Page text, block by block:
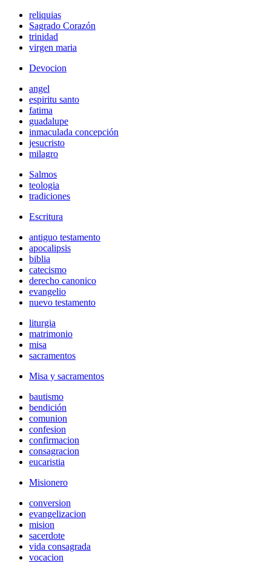
reliquias
Sagrado Corazón
trinidad
virgen maria
Devocion
angel
espiritu santo
fatima
guadalupe
inmaculada concepción
jesucristo
milagro
Salmos
teologia
tradiciones
Escritura
antiguo testamento
apocalipsis
biblia
catecismo
derecho canonico
evangelio
nuevo testamento
liturgia
matrimonio
misa
sacramentos
Misa y sacramentos
bautismo
bendición
comunion
confesion
confirmacion
consagracion
eucaristia
Misionero
conversion
evangelizacion
mision
sacerdote
vida consagrada
vocacion